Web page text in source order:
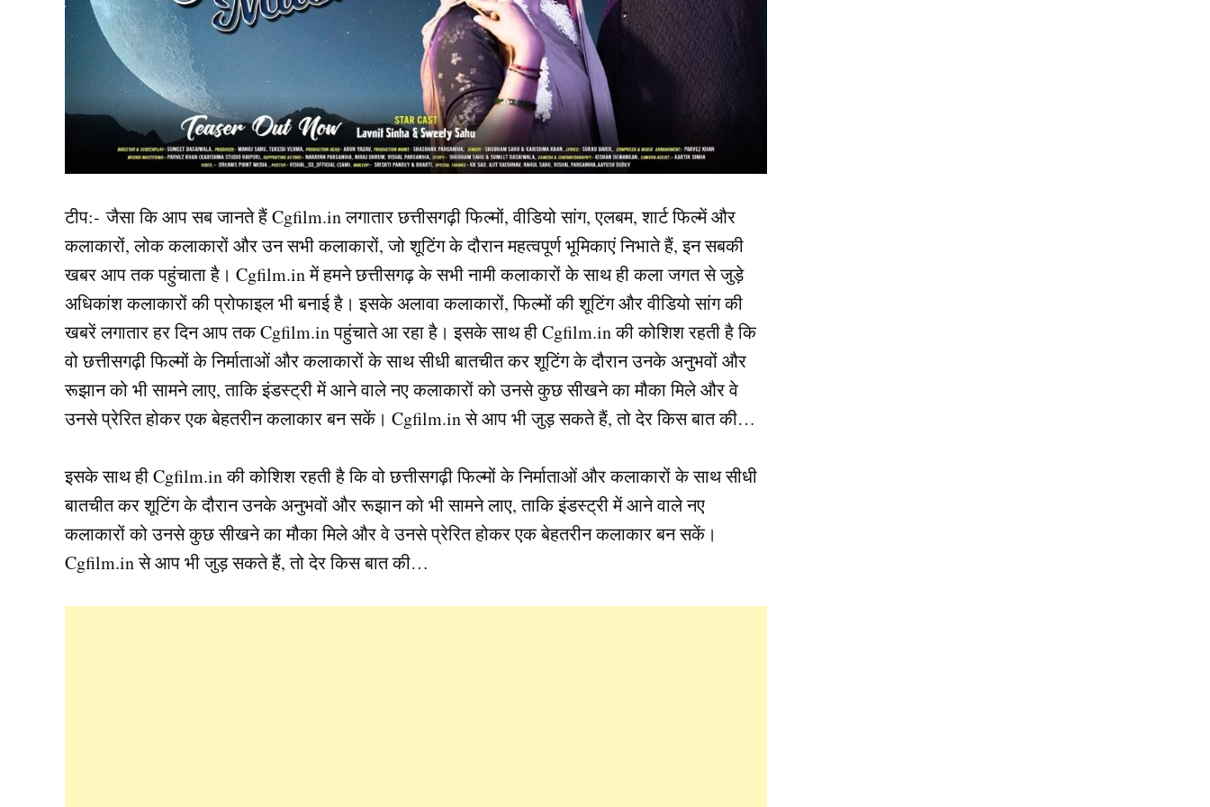
टीप:- जैसा कि आप सब जानते हैं Cgfilm.in लगातार छत्तीसगढ़ी फिल्मों, वीडियो सांग, एलबम, शार्ट फिल्में और
कलाकारों, लोक कलाकारों और उन सभी कलाकारों, जो शूटिंग के दौरान महत्वपूर्ण भूमिकाएं निभाते हैं, इन सबकी
खबर आप तक पहुंचाता है। Cgfilm.in में हमने छत्तीसगढ़ के सभी नामी कलाकारों के साथ ही कला जगत से जुड़े
अधिकांश कलाकारों की प्रोफाइल भी बनाई है। इसके अलावा कलाकारों, फिल्मों की शूटिंग और वीडियो सांग की
खबरें लगातार हर दिन आप तक Cgfilm.in पहुंचाते आ रहा है। इसके साथ ही Cgfilm.in की कोशिश रहती है कि
वो छत्तीसगढ़ी फिल्मों के निर्माताओं और कलाकारों के साथ सीधी बातचीत कर शूटिंग के दौरान उनके अनुभवों और
रूझान को भी सामने लाए, ताकि इंडस्ट्री में आने वाले नए कलाकारों को उनसे कुछ सीखने का मौका मिले और वे
उनसे प्रेरित होकर एक बेहतरीन कलाकार बन सकें। Cgfilm.in से आप भी जुड़ सकते हैं, तो देर किस बात की…
इसके साथ ही Cgfilm.in की कोशिश रहती है कि वो छत्तीसगढ़ी फिल्मों के निर्माताओं और कलाकारों के साथ सीधी
बातचीत कर शूटिंग के दौरान उनके अनुभवों और रूझान को भी सामने लाए, ताकि इंडस्ट्री में आने वाले नए
कलाकारों को उनसे कुछ सीखने का मौका मिले और वे उनसे प्रेरित होकर एक बेहतरीन कलाकार बन सकें।
Cgfilm.in से आप भी जुड़ सकते हैं, तो देर किस बात की…